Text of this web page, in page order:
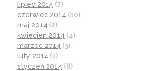
lipiec 2014 (7)
czerwiec 2014 (10)
maj 2014 (2)
kwiecień 2014 (4)
marzec 2014 (3)
luty 2014 (1)
styczeń 2014 (8)